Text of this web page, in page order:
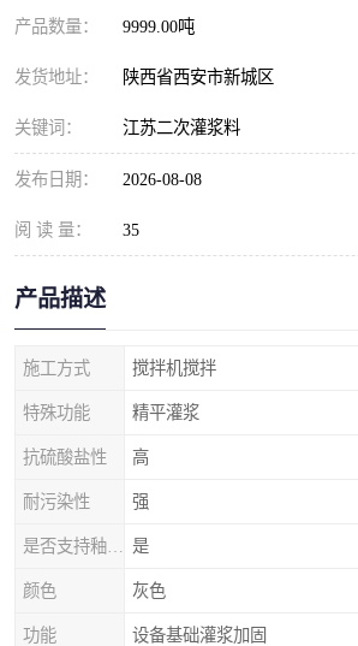
产品数量： 9999.00吨
发货地址： 陕西省西安市新城区
关键词： 江苏二次灌浆料
发布日期： 2026-08-08
阅 读 量： 35
产品描述
施工方式 搅拌机搅拌
特殊功能 精平灌浆
抗硫酸盐性 高
耐污染性 强
是
颜色 灰色
功能 设备基础灌浆加固